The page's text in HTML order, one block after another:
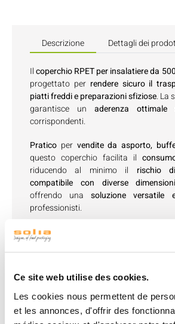
Ce site web utilise des cookies.
Les cookies nous permettent de
et les annonces, d'offrir des
Descrizione Dettagli dei
Ilcoperchio RPET per insalatiere da
progettato per rendere sicuro il
piatti freddi e preparazioni sfiziose. La
garantisce un aderenza ottimale
corrispondenti.
Pratico per vendite da asporto,
questo coperchio facilita il
riducendo al minimo il rischio
compatibile con diverse
offrendo unasoluzione versatile
professionisti.
Vedi accessori